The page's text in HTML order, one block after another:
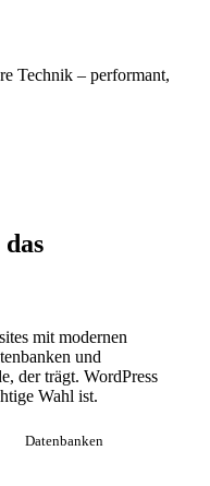
Technik – performant,
mit modernen
und
der trägt. WordPress
Wahl ist.
Datenbanken